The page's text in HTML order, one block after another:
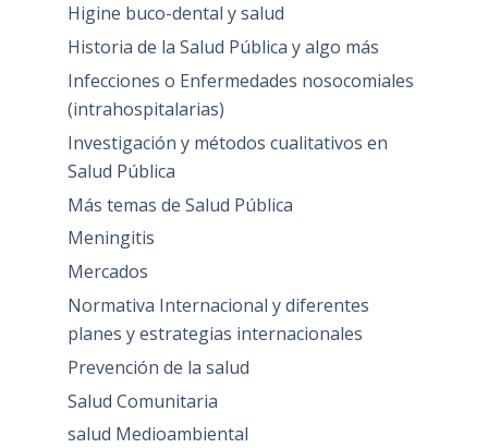
Higine buco-dental y salud
Historia de la Salud Pública y algo más
Infecciones o Enfermedades nosocomiales
(intrahospitalarias)
Investigación y métodos cualitativos en
Salud Pública
Más temas de Salud Pública
Meningitis
Mercados
Normativa Internacional y diferentes
planes y estrategias internacionales
Prevención de la salud
Salud Comunitaria
salud Medioambiental